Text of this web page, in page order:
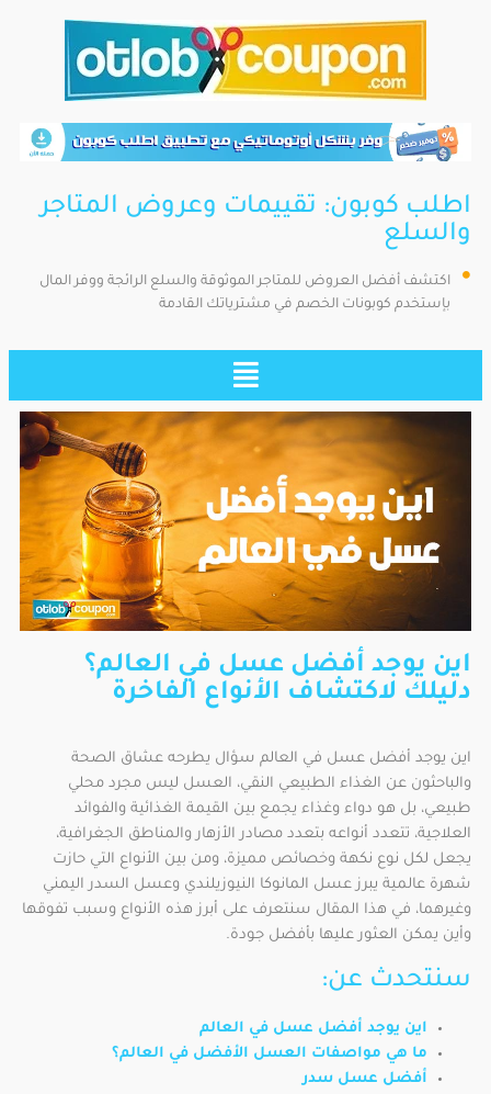
اطلب كوبون: تقييمات وعروض المتاجر
والسلع
اكتشف أفضل العروض للمتاجر الموثوقة والسلع الرائجة ووفر المال
بإستخدم كوبونات الخصم في مشترياتك القادمة
اين يوجد أفضل عسل في العالم؟
دليلك لاكتشاف الأنواع الفاخرة
اين يوجد أفضل عسل في العالم سؤال يطرحه عشاق الصحة
والباحثون عن الغذاء الطبيعي النقي، العسل ليس مجرد محلي
طبيعي، بل هو دواء وغذاء يجمع بين القيمة الغذائية والفوائد
العلاجية، تتعدد أنواعه بتعدد مصادر الأزهار والمناطق الجغرافية،
يجعل لكل نوع نكهة وخصائص مميزة، ومن بين الأنواع التي حازت
شهرة عالمية يبرز عسل المانوكا النيوزيلندي وعسل السدر اليمني
وغيرهما، في هذا المقال سنتعرف على أبرز هذه الأنواع وسبب تفوقها
وأين يمكن العثور عليها بأفضل جودة.
سنتحدث عن:
اين يوجد أفضل عسل في العالم
ما هي مواصفات العسل الأفضل في العالم؟
أفضل عسل سدر